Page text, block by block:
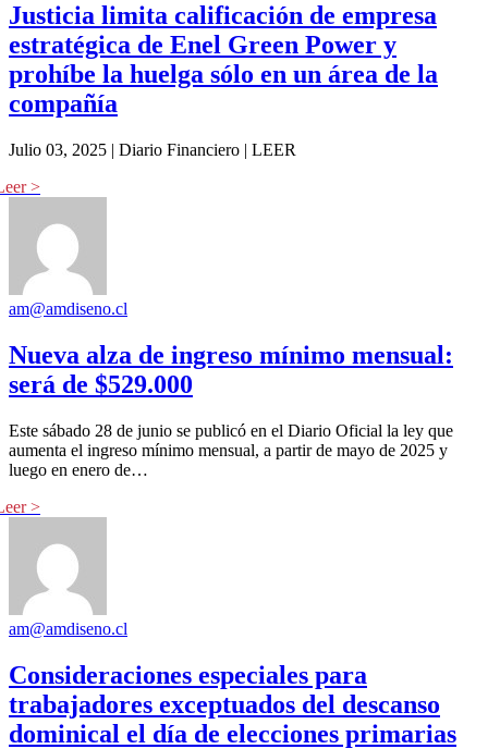
Justicia limita calificación de empresa
estratégica de Enel Green Power y
prohíbe la huelga sólo en un área de la
compañía
Julio 03, 2025 | Diario Financiero | LEER
am@amdiseno.cl
Nueva alza de ingreso mínimo mensual:
será de $529.000
Este sábado 28 de junio se publicó en el Diario Oficial la ley que
aumenta el ingreso mínimo mensual, a partir de mayo de 2025 y
luego en enero de…
am@amdiseno.cl
Consideraciones especiales para
trabajadores exceptuados del descanso
dominical el día de elecciones primarias